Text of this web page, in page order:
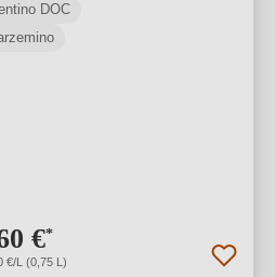
DOC
€*
€/L (0,75 L)